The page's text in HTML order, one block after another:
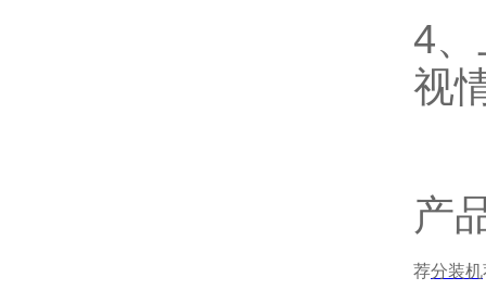
4
视
产
荐分装机